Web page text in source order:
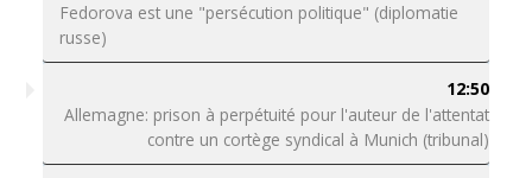
Fedorova est une "persécution politique" (diplomatie
russe)
12:50
Allemagne: prison à perpétuité pour l'auteur de l'attentat
contre un cortège syndical à Munich (tribunal)